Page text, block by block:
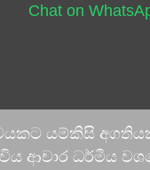
Chat on
යම්කිසි
ධර්මීය